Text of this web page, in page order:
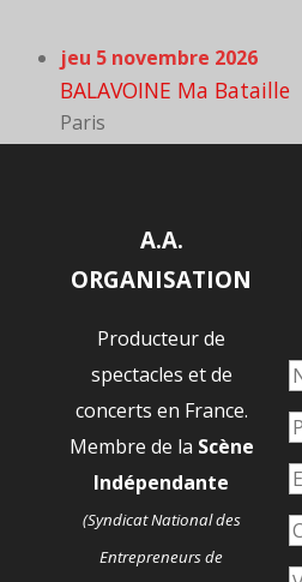
jeu 5 novembre 2026
BALAVOINE Ma Bataille
Paris
A.A.
ORGANISATION
Producteur de
spectacles et de
concerts en France.
Membre de la Scène
Indépendante
(Syndicat National des
Entrepreneurs de